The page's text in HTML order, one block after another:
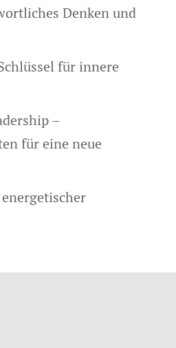
Denken und
für innere
–
für eine neue